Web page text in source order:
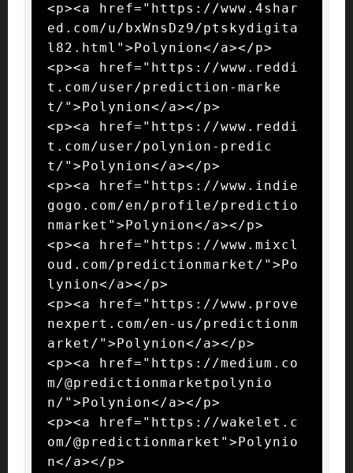
<p><a href="https://www.4shar
ed.com/u/bxWnsDz9/ptskydigita
l82.html">Polynion</a></p>
<p><a href="https://www.reddi
t.com/user/prediction-marke
t/">Polynion</a></p>
<p><a href="https://www.reddi
t.com/user/polynion-predic
t/">Polynion</a></p>
<p><a href="https://www.indie
gogo.com/en/profile/predictio
nmarket">Polynion</a></p>
<p><a href="https://www.mixcl
oud.com/predictionmarket/">Po
lynion</a></p>
<p><a href="https://www.prove
nexpert.com/en-us/predictionm
arket/">Polynion</a></p>
<p><a href="https://medium.co
m/@predictionmarketpolynio
n/">Polynion</a></p>
<p><a href="https://wakelet.c
om/@predictionmarket">Polynio
n</a></p>